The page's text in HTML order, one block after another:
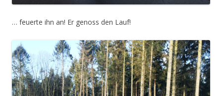
… feuerte ihn an! Er genoss den Lauf!